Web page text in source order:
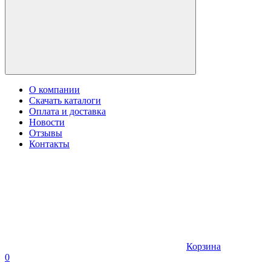
О компании
Скачать каталоги
Оплата и доставка
Новости
Отзывы
Контакты
Корзина
0